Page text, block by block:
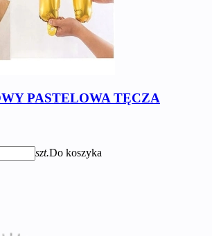
PASTELOWA TĘCZA
szt.Do koszyka